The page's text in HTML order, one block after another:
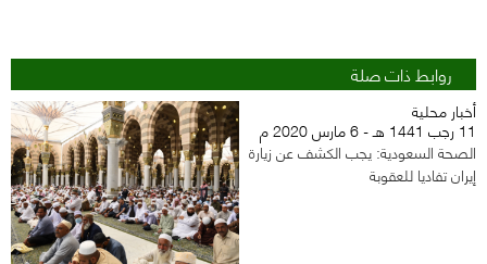
روابط ذات صلة
أخبار محلية
11 رجب 1441 هـ - 6 مارس 2020 م
الصحة السعودية: يجب الكشف عن زيارة
إيران تفاديا للعقوبة